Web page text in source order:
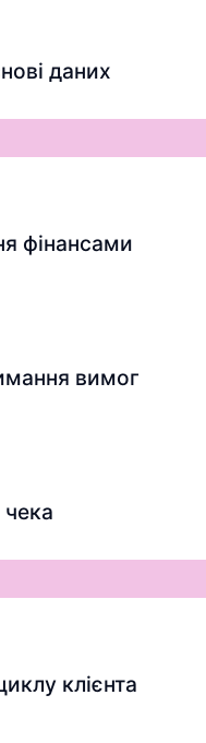
даних
фінансами
вимог
клієнта